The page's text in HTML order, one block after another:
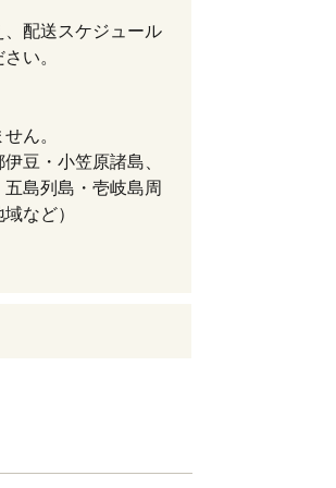
、配送スケジュール
い。
ん。
豆・小笠原諸島、
島列島・壱岐島周
など）